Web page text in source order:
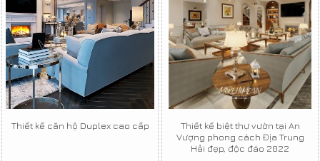
Thiết kế căn hộ Duplex cao cấp
Thiết kế biệt thự vườn tại An
Vượng phong cách Địa Trung
Hải đẹp, độc đáo 2022